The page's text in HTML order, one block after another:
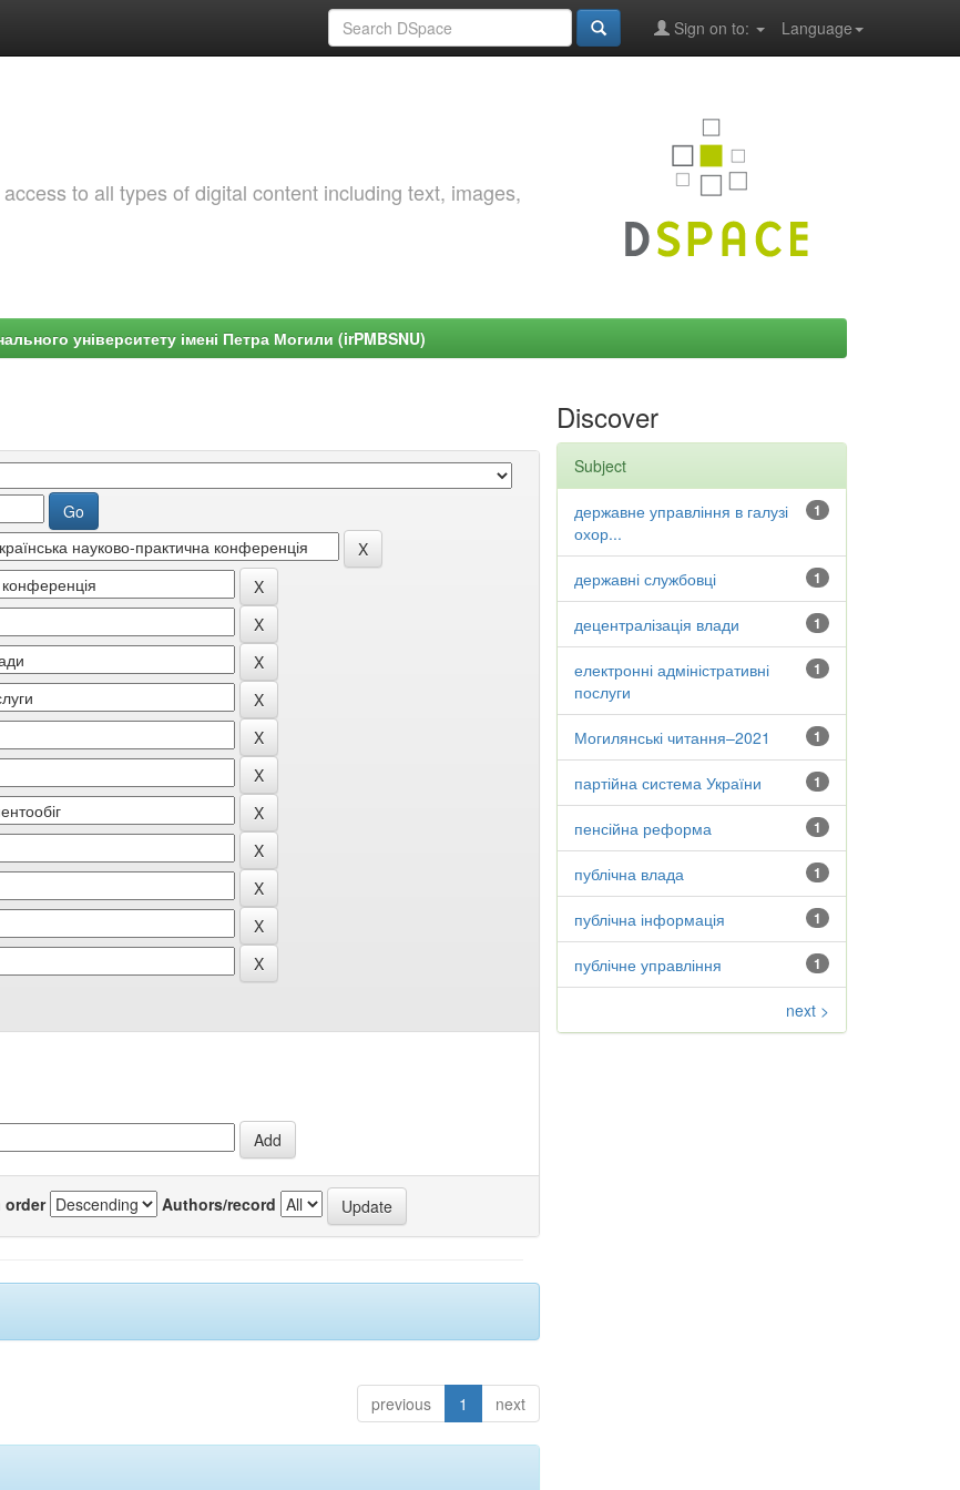
Language
Sign on to:
to all types of digital content including text, images,
університету імені Петра Могили (irPMBSNU)
order Authors/record
previous 1 next
Discover
Subject
1
державне управління в галузі
охор...
1
державні службовці
1
децентралізація влади
1
електронні адміністративні
послуги
1
Могилянські читання–2021
1
партійна система України
1
пенсійна реформа
1
публічна влада
1
публічна інформація
1
публічне управління
next >